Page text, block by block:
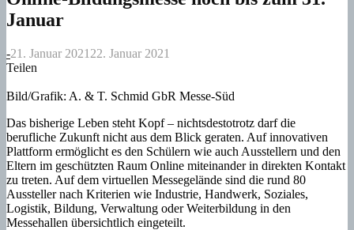
Januar
-21. Januar 2021 22. Januar 2021
Teilen
Bild/Grafik: A. & T. Schmid GbR Messe-Süd
Das bisherige Leben steht Kopf – nichtsdestotrotz darf die
berufliche Zukunft nicht aus dem Blick geraten. Auf innovativen
Plattform ermöglicht es den Schülern wie auch Ausstellern und den
Eltern im geschützten Raum Online miteinander in direkten Kontakt
zu treten. Auf dem virtuellen Messegelände sind die rund 80
Aussteller nach Kriterien wie Industrie, Handwerk, Soziales,
Logistik, Bildung, Verwaltung oder Weiterbildung in den
Messehallen übersichtlich eingeteilt.